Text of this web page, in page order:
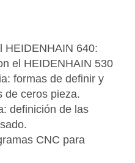
HEIDENHAIN 640:
el HEIDENHAIN 530
formas de definir y
de ceros pieza.
definición de las
CNC para